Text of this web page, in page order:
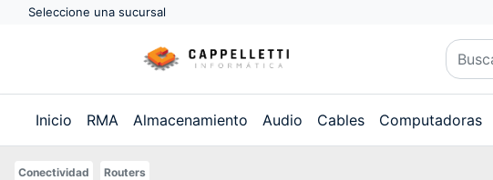
Seleccione una sucursal
Inicio RMA Almacenamiento Audio Cables Computadoras
Conectividad Routers